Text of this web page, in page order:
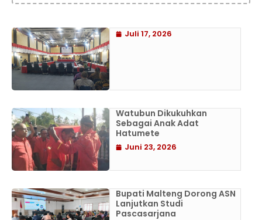
Juli 17, 2026
Watubun Dikukuhkan
Sebagai Anak Adat
Hatumete
Juni 23, 2026
Bupati Malteng Dorong ASN
Lanjutkan Studi
Pascasarjana